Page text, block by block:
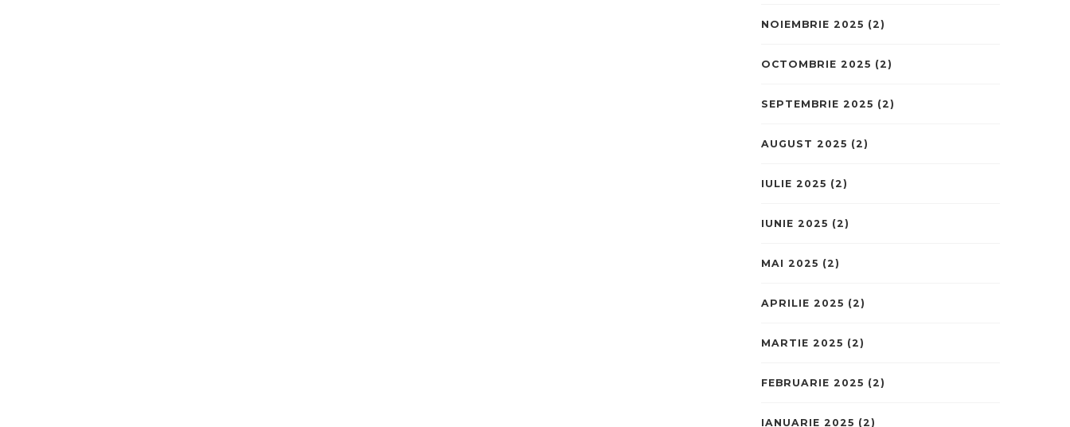
NOIEMBRIE 2025 (2)
OCTOMBRIE 2025 (2)
SEPTEMBRIE 2025 (2)
AUGUST 2025 (2)
IULIE 2025 (2)
IUNIE 2025 (2)
MAI 2025 (2)
APRILIE 2025 (2)
MARTIE 2025 (2)
FEBRUARIE 2025 (2)
IANUARIE 2025 (2)